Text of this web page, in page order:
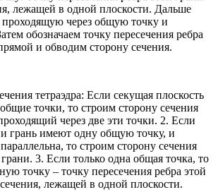
лежащей в одной плоскости. Дальше
через общую точку и
обозначаем точку пересечения ребра
и обводим сторону сечения.
тетраэдра: Если секущая плоскость
точки, то строим сторону сечения
через две эти точки. 2. Если
и грань имеют одну общую точку, и
то строим сторону сечения
3. Если только одна общая точка, то
точку – точку пересечения ребра этой
лежащей в одной плоскости.